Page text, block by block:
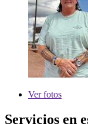
Verfotos
Servicios en